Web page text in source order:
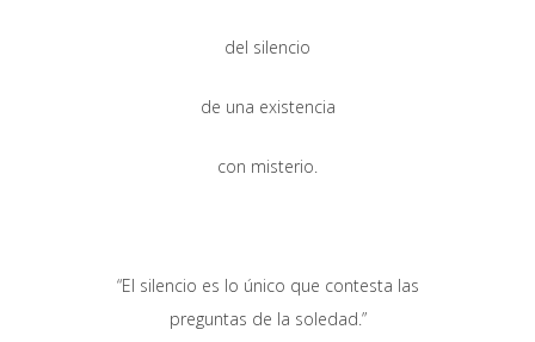
del silencio
de una existencia
con misterio.
“El silencio es lo único que contesta las
preguntas de la soledad.”